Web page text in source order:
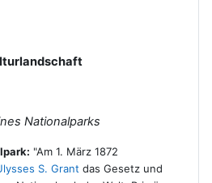
Nationalparks
"Am 1. März 1872
S. Grant das Gesetz und